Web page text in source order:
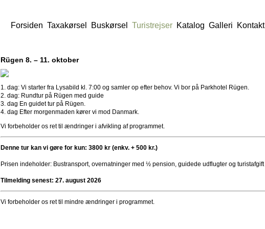
Forsiden Taxakørsel Buskørsel Turistrejser Katalog Galleri Kontakt
Rügen 8. – 11. oktober
1. dag: Vi starter fra Lysabild kl. 7:00 og samler op efter behov. Vi bor på Parkhotel Rügen.
2. dag: Rundtur på Rügen med guide
3. dag En guidet tur på Rügen.
4. dag Efter morgenmaden kører vi mod Danmark.
Vi forbeholder os ret til ændringer i afvikling af programmet.
Denne tur kan vi gøre for kun: 3800 kr (enkv. + 500 kr.)
Prisen indeholder: Bustransport, overnatninger med ½ pension, guidede udflugter og turistafgift
Tilmelding senest: 27. august 2026
Vi forbeholder os ret til mindre ændringer i programmet.